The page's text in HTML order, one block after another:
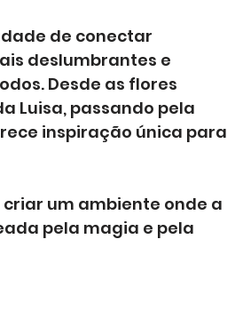
de conectar
deslumbrantes e
Desde as flores
Luisa, passando pela
inspiração única para
um ambiente onde a
pela magia e pela